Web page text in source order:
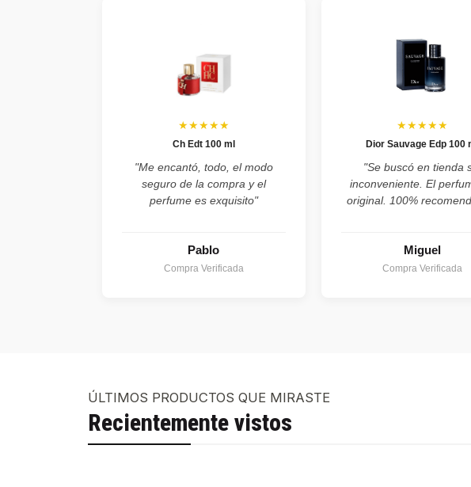
★★★★★
Ch Edt 100 ml
"Me encantó, todo, el modo
seguro de la compra y el
perfume es exquisito"
Pablo
Compra Verificada
★★★★★
Dior Sauvage Edp 100
"Se buscó en tienda
inconveniente. El
original. 100%
Miguel
Compra Verificada
ÚLTIMOS PRODUCTOS QUE MIRASTE
Recientemente vistos